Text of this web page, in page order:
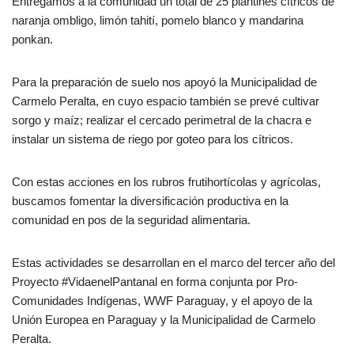
naranja ombligo, limón tahití, pomelo blanco y mandarina
ponkan.
Para la preparación de suelo nos apoyó la Municipalidad de
Carmelo Peralta, en cuyo espacio también se prevé cultivar
sorgo y maíz; realizar el cercado perimetral de la chacra e
instalar un sistema de riego por goteo para los cítricos.
Con estas acciones en los rubros frutihortícolas y agrícolas,
buscamos fomentar la diversificación productiva en la
comunidad en pos de la seguridad alimentaria.
Estas actividades se desarrollan en el marco del tercer año del
Proyecto #VidaenelPantanal en forma conjunta por Pro-
Comunidades Indígenas, WWF Paraguay, y el apoyo de la
Unión Europea en Paraguay y la Municipalidad de Carmelo
Peralta.